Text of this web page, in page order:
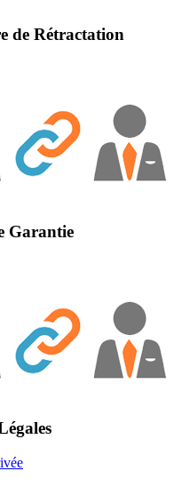
de Rétractation
Garantie